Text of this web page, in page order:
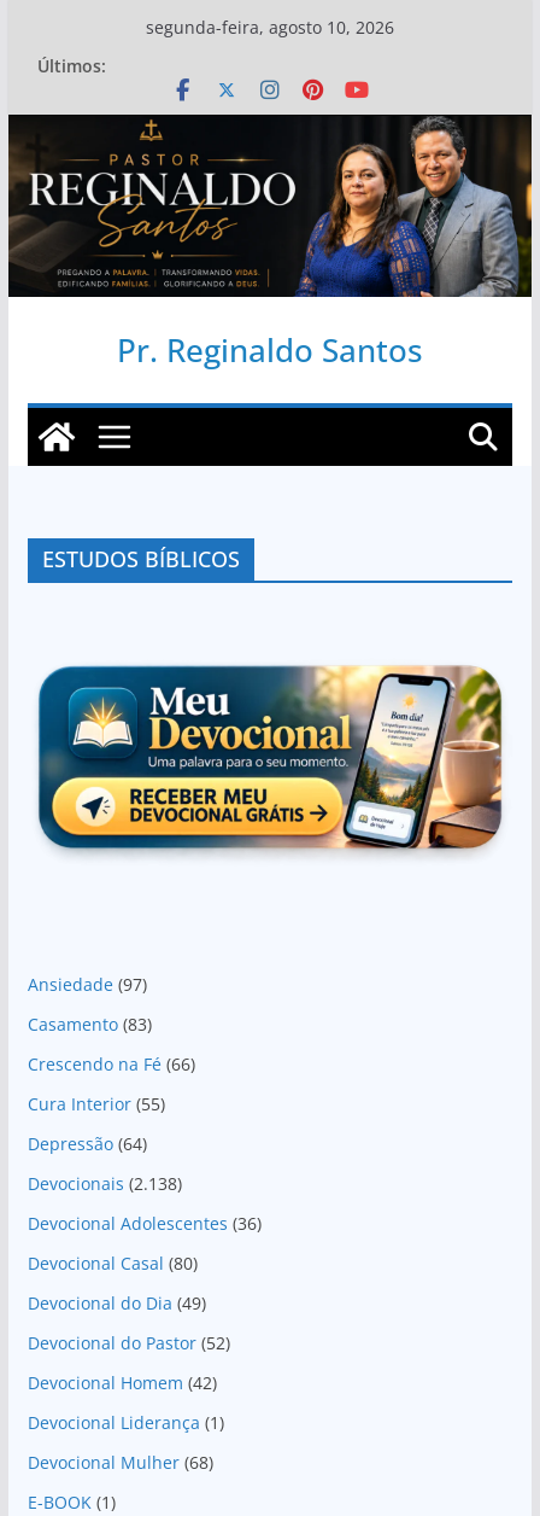
conteúdo
segunda-feira, agosto 10, 2026
Últimos:
Pr. Reginaldo Santos
ESTUDOS BÍBLICOS
Ansiedade(97)
Casamento(83)
Crescendo na Fé(66)
Cura Interior(55)
Depressão(64)
Devocionais (2.138)
Devocional Adolescentes (36)
Devocional Casal (80)
Devocional do Dia (49)
Devocional do Pastor(52)
Devocional Homem (42)
Devocional Liderança (1)
Devocional Mulher(68)
E-BOOK(1)